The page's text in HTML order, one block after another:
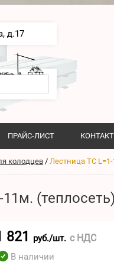
д.17
ПРАЙС-ЛИСТ
колодцев / Лестница ТС
821 руб./шт. с НДС
В наличии